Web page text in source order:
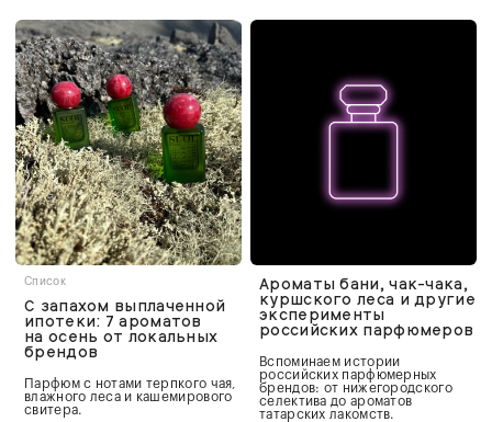
Список
С запахом выплаченной
ипотеки: 7 ароматов
на осень от локальных
брендов
Парфюм с нотами терпкого чая,
влажного леса и кашемирового
свитера.
Ароматы бани, чак-чака,
куршского леса и другие
эксперименты
российских парфюмеров
Вспоминаем истории
российских парфюмерных
брендов: от нижегородского
селектива до ароматов
татарских лакомств.